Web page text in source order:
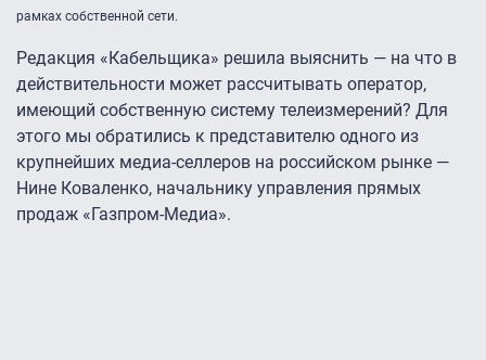
рамках собственной сети.
Редакция «Кабельщика» решила выяснить — на что в
действительности может рассчитывать оператор,
имеющий собственную систему телеизмерений? Для
этого мы обратились к представителю одного из
крупнейших медиа-селлеров на российском рынке —
Нине Коваленко, начальнику управления прямых
продаж «Газпром-Медиа».